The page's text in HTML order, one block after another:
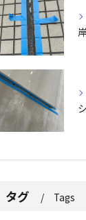
タグ Tags